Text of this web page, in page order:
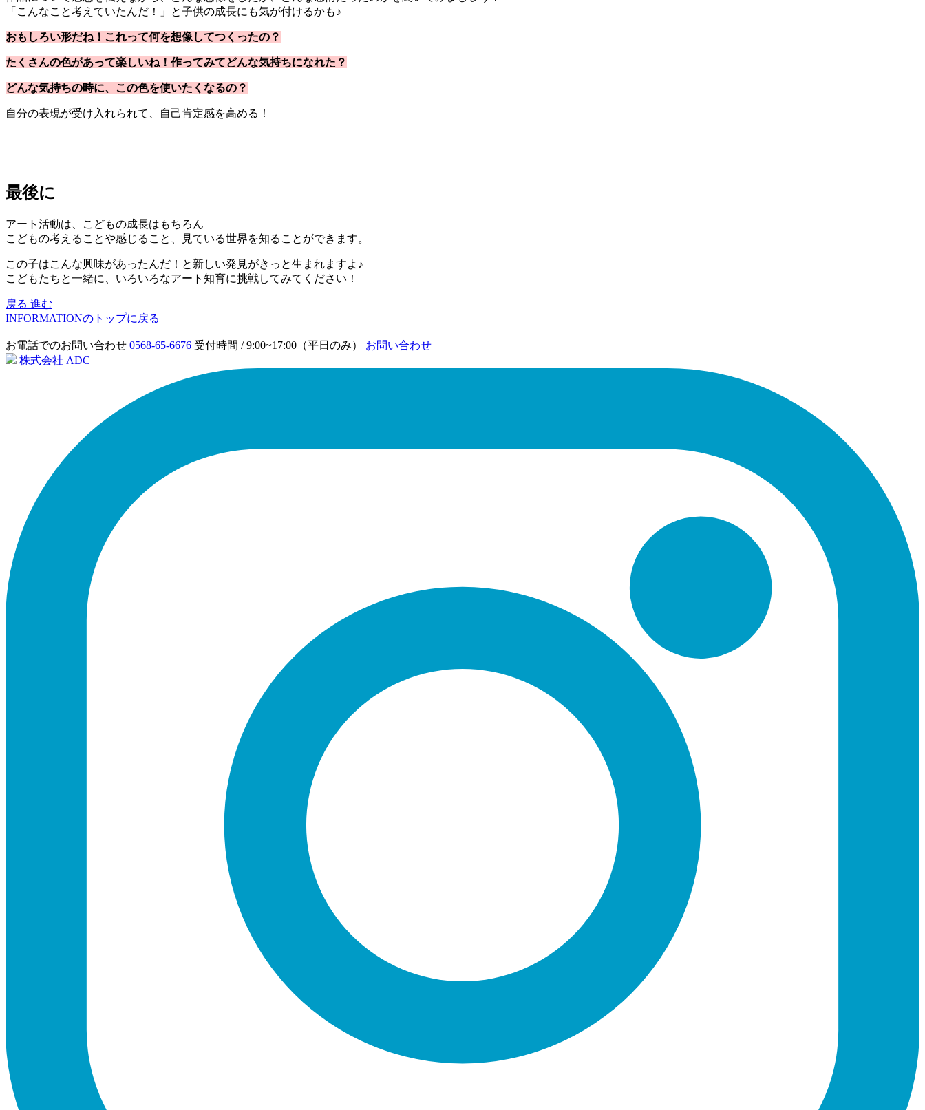
「こんなこと考えていたんだ！」と子供の成長にも気が付けるかも♪
おもしろい形だね！これって何を想像してつくったの？
たくさんの色があって楽しいね！作ってみてどんな気持ちになれた？
どんな気持ちの時に、この色を使いたくなるの？
自分の表現が受け入れられて、自己肯定感を高める！
最後に
アート活動は、こどもの成長はもちろん
こどもの考えることや感じること、見ている世界を知ることができます。
この子はこんな興味があったんだ！と新しい発見がきっと生まれますよ♪
こどもたちと一緒に、いろいろなアート知育に挑戦してみてください！
戻る 進む
INFORMATIONのトップに戻る
お電話でのお問い合わせ 0568-65-6676 受付時間 / 9:00~17:00（平日のみ）
お問い合わせ
株式会社 ADC